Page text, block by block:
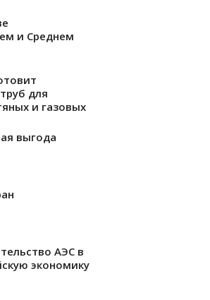
и Среднем
для
и газовых
выгода
АЭС в
экономику